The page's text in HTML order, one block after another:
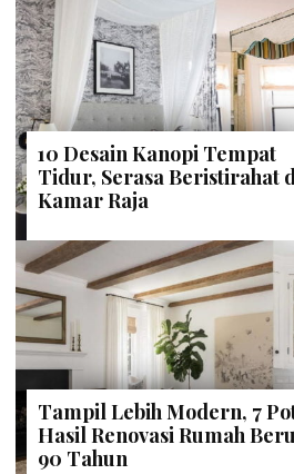
10 Desain Kanopi Tempat
Tidur, Serasa Beristirahat
Kamar Raja
Tampil Lebih Modern, 7
Hasil Renovasi Rumah
90 Tahun